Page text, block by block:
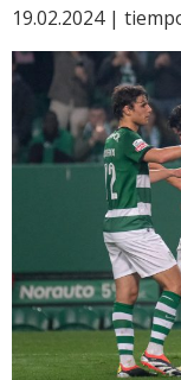
19.02.2024 |